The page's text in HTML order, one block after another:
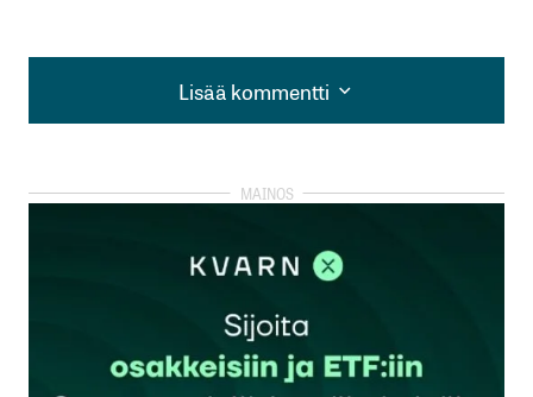
Lisää kommentti
Lisää kommentti
kirjautua
rekisteröityä